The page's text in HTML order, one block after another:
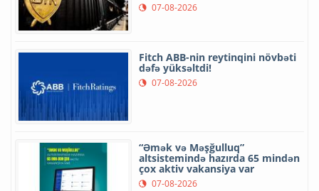
07-08-2026
Fitch ABB-nin reytinqini növbəti
dəfə yüksəltdi!
07-08-2026
“Əmək və Məşğulluq”
altsistemində hazırda 65 mindən
çox aktiv vakansiya var
07-08-2026